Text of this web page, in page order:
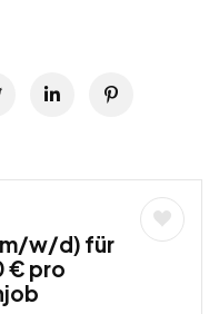
w/d) für
€ pro